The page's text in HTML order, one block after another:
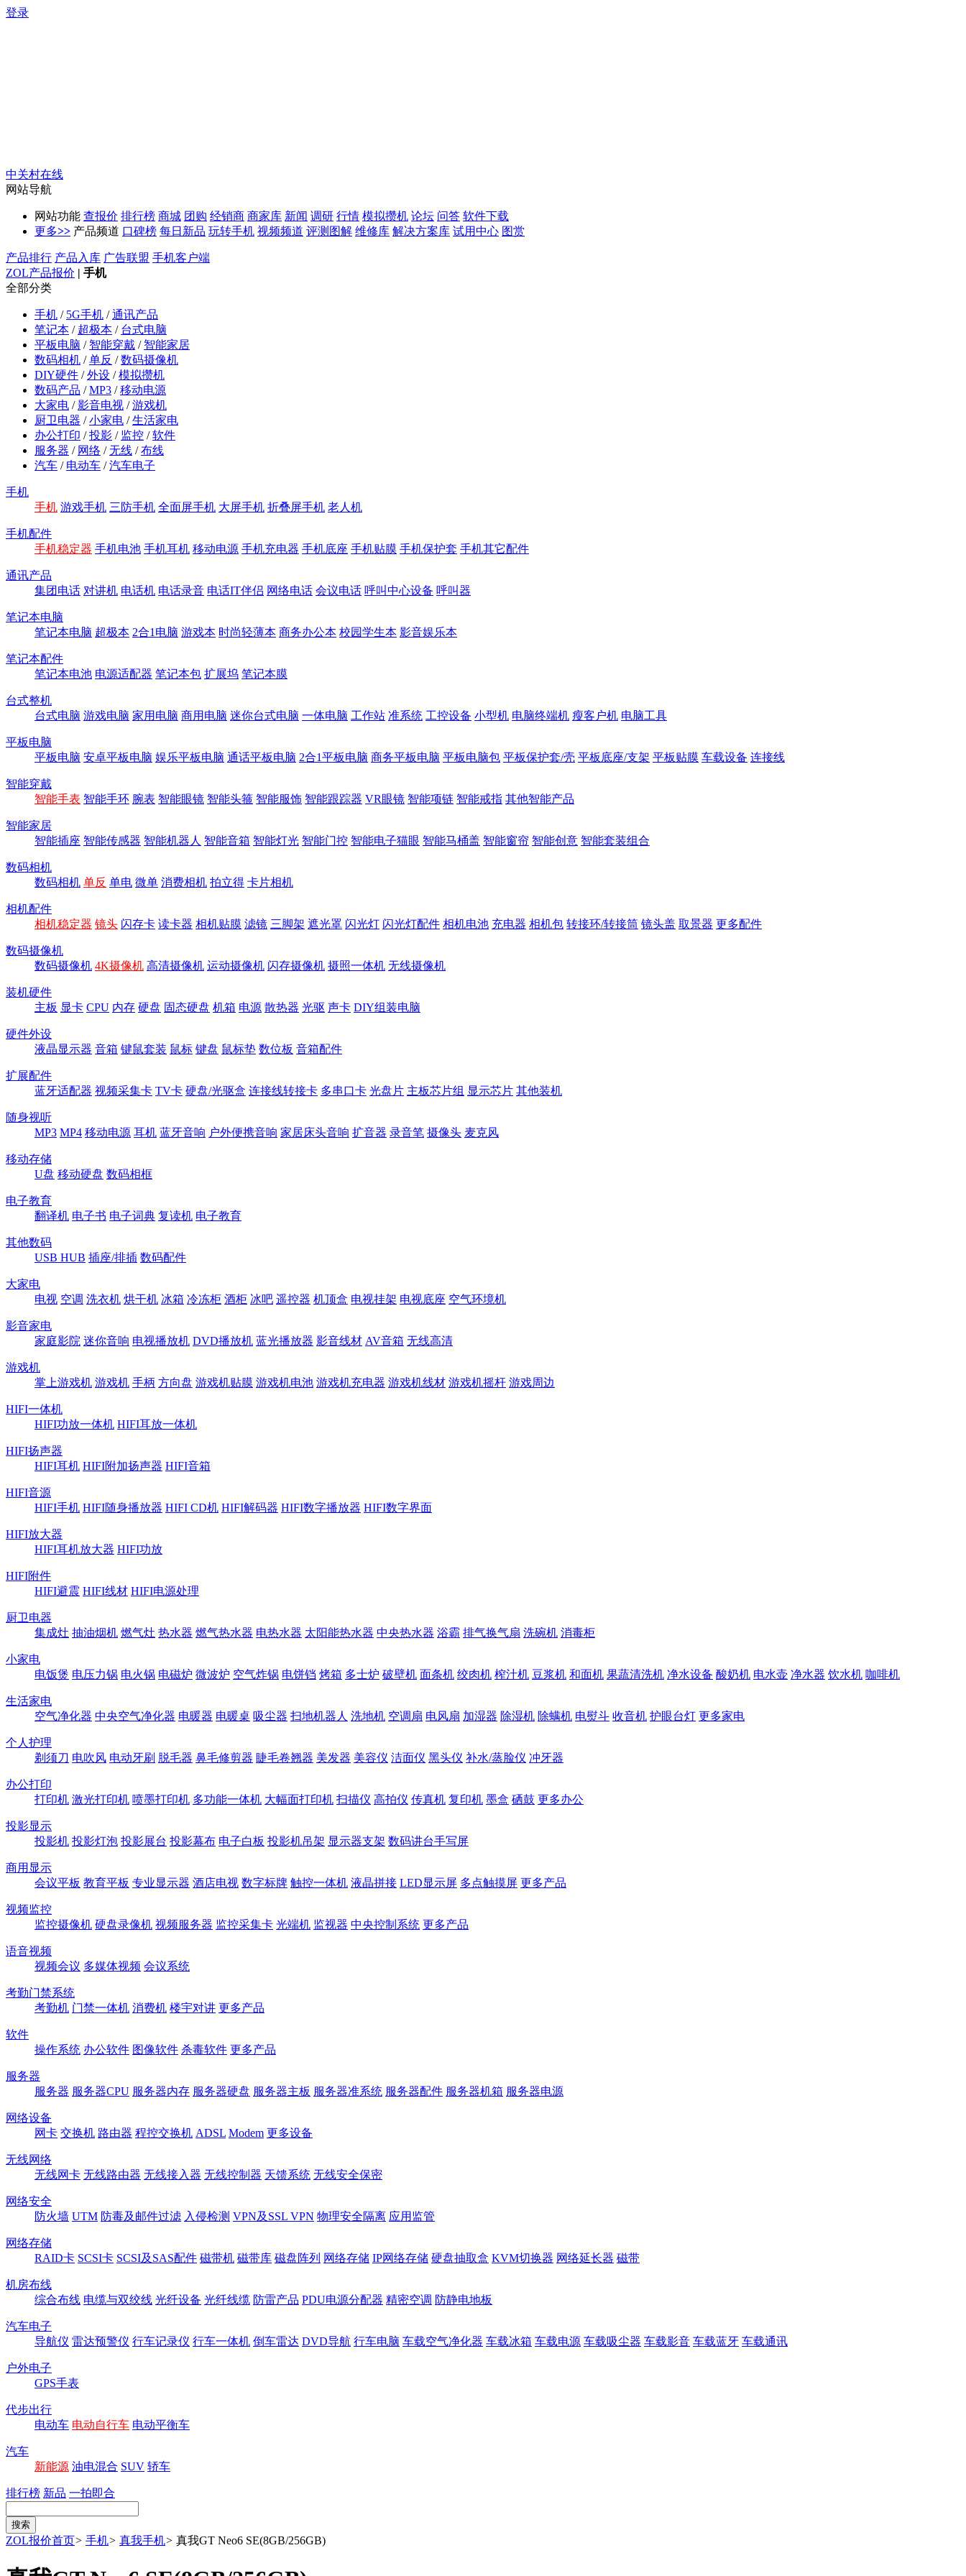
登录
中关村在线
网站导航
网站功能 查报价 排行榜 商城 团购 经销商 商家库 新闻 调研 行情 模拟攒机 论坛 问答 软件下载
更多>> 产品频道 口碑榜 每日新品 玩转手机 视频频道 评测图解 维修库 解决方案库 试用中心 图赏
产品排行 产品入库 广告联盟 手机客户端
ZOL产品报价 | 手机
全部分类
手机 / 5G手机 /通讯产品
笔记本 / 超极本 / 台式电脑
平板电脑 / 智能穿戴 / 智能家居
数码相机 /单反 /数码摄像机
DIY硬件 /外设 /模拟攒机
数码产品 /MP3 /移动电源
大家电 /影音电视 /游戏机
厨卫电器 /小家电 /生活家电
办公打印 /投影 / 监控 /软件
服务器 / 网络 /无线 /布线
汽车 / 电动车 /汽车电子
手机
手机 游戏手机 三防手机 全面屏手机 大屏手机 折叠屏手机 老人机
手机配件
手机稳定器 手机电池 手机耳机 移动电源 手机充电器 手机底座 手机贴膜 手机保护套 手机其它配件
通讯产品
集团电话 对讲机 电话机 电话录音 电话IT伴侣 网络电话 会议电话 呼叫中心设备 呼叫器
笔记本电脑
笔记本电脑 超极本 2合1电脑 游戏本 时尚轻薄本 商务办公本 校园学生本 影音娱乐本
笔记本配件
笔记本电池 电源适配器 笔记本包 扩展坞 笔记本膜
台式整机
台式电脑 游戏电脑 家用电脑 商用电脑 迷你台式电脑 一体电脑 工作站 准系统 工控设备 小型机 电脑终端机 瘦客户机 电脑工具
平板电脑
平板电脑 安卓平板电脑 娱乐平板电脑 通话平板电脑 2合1平板电脑 商务平板电脑 平板电脑包 平板保护套/壳 平板底座/支架 平板贴膜 车载设备 连接线
智能穿戴
智能手表 智能手环 腕表 智能眼镜 智能头箍 智能服饰 智能跟踪器 VR眼镜 智能项链 智能戒指 其他智能产品
智能家居
智能插座 智能传感器 智能机器人 智能音箱 智能灯光 智能门控 智能电子猫眼 智能马桶盖 智能窗帘 智能创意 智能套装组合
数码相机
数码相机 单反 单电 微单 消费相机 拍立得 卡片相机
相机配件
相机稳定器 镜头 闪存卡 读卡器 相机贴膜 滤镜 三脚架 遮光罩 闪光灯 闪光灯配件 相机电池 充电器 相机包 转接环/转接筒 镜头盖 取景器 更多配件
数码摄像机
数码摄像机 4K摄像机 高清摄像机 运动摄像机 闪存摄像机 摄照一体机 无线摄像机
装机硬件
主板 显卡 CPU 内存 硬盘 固态硬盘 机箱 电源 散热器 光驱 声卡 DIY组装电脑
硬件外设
液晶显示器 音箱 键鼠套装 鼠标 键盘 鼠标垫 数位板 音箱配件
扩展配件
蓝牙适配器 视频采集卡 TV卡 硬盘/光驱盒 连接线转接卡 多串口卡 光盘片 主板芯片组 显示芯片 其他装机
随身视听
MP3 MP4 移动电源 耳机 蓝牙音响 户外便携音响 家居床头音响 扩音器 录音笔 摄像头 麦克风
移动存储
U盘 移动硬盘 数码相框
电子教育
翻译机 电子书 电子词典 复读机 电子教育
其他数码
USB HUB 插座/排插 数码配件
大家电
电视 空调 洗衣机 烘干机 冰箱 冷冻柜 酒柜 冰吧 遥控器 机顶盒 电视挂架 电视底座 空气环境机
影音家电
家庭影院 迷你音响 电视播放机 DVD播放机 蓝光播放器 影音线材 AV音箱 无线高清
游戏机
掌上游戏机 游戏机 手柄 方向盘 游戏机贴膜 游戏机电池 游戏机充电器 游戏机线材 游戏机摇杆 游戏周边
HIFI一体机
HIFI功放一体机 HIFI耳放一体机
HIFI扬声器
HIFI耳机 HIFI附加扬声器 HIFI音箱
HIFI音源
HIFI手机 HIFI随身播放器 HIFI CD机 HIFI解码器 HIFI数字播放器 HIFI数字界面
HIFI放大器
HIFI耳机放大器 HIFI功放
HIFI附件
HIFI避震 HIFI线材 HIFI电源处理
厨卫电器
集成灶 抽油烟机 燃气灶 热水器 燃气热水器 电热水器 太阳能热水器 中央热水器 浴霸 排气换气扇 洗碗机 消毒柜
小家电
电饭煲 电压力锅 电火锅 电磁炉 微波炉 空气炸锅 电饼铛 烤箱 多士炉 破壁机 面条机 绞肉机 榨汁机 豆浆机 和面机 果蔬清洗机 净水设备 酸奶机 电水壶 净水器 饮水机 咖啡机
生活家电
空气净化器 中央空气净化器 电暖器 电暖桌 吸尘器 扫地机器人 洗地机 空调扇 电风扇 加湿器 除湿机 除螨机 电熨斗 收音机 护眼台灯 更多家电
个人护理
剃须刀 电吹风 电动牙刷 脱毛器 鼻毛修剪器 睫毛卷翘器 美发器 美容仪 洁面仪 黑头仪 补水/蒸脸仪 冲牙器
办公打印
打印机 激光打印机 喷墨打印机 多功能一体机 大幅面打印机 扫描仪 高拍仪 传真机 复印机 墨盒 硒鼓 更多办公
投影显示
投影机 投影灯泡 投影展台 投影幕布 电子白板 投影机吊架 显示器支架 数码讲台手写屏
商用显示
会议平板 教育平板 专业显示器 酒店电视 数字标牌 触控一体机 液晶拼接 LED显示屏 多点触摸屏 更多产品
视频监控
监控摄像机 硬盘录像机 视频服务器 监控采集卡 光端机 监视器 中央控制系统 更多产品
语音视频
视频会议 多媒体视频 会议系统
考勤门禁系统
考勤机 门禁一体机 消费机 楼宇对讲 更多产品
软件
操作系统 办公软件 图像软件 杀毒软件 更多产品
服务器
服务器 服务器CPU 服务器内存 服务器硬盘 服务器主板 服务器准系统 服务器配件 服务器机箱 服务器电源
网络设备
网卡 交换机 路由器 程控交换机 ADSL Modem 更多设备
无线网络
无线网卡 无线路由器 无线接入器 无线控制器 天馈系统 无线安全保密
网络安全
防火墙 UTM 防毒及邮件过滤 入侵检测 VPN及SSL VPN 物理安全隔离 应用监管
网络存储
RAID卡 SCSI卡 SCSI及SAS配件 磁带机 磁带库 磁盘阵列 网络存储 IP网络存储 硬盘抽取盒 KVM切换器 网络延长器 磁带
机房布线
综合布线 电缆与双绞线 光纤设备 光纤线缆 防雷产品 PDU电源分配器 精密空调 防静电地板
汽车电子
导航仪 雷达预警仪 行车记录仪 行车一体机 倒车雷达 DVD导航 行车电脑 车载空气净化器 车载冰箱 车载电源 车载吸尘器 车载影音 车载蓝牙 车载通讯
户外电子
GPS手表
代步出行
电动车 电动自行车 电动平衡车
汽车
新能源 油电混合 SUV 轿车
排行榜 新品 一拍即合
ZOL报价首页> 手机> 真我手机> 真我GT Neo6 SE(8GB/256GB)